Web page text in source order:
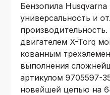
Бензопила Husqvarna
универсальность и
двигателем X-Torq
кованным
выполнения
артикулом 9705597-
новейшей цепью на